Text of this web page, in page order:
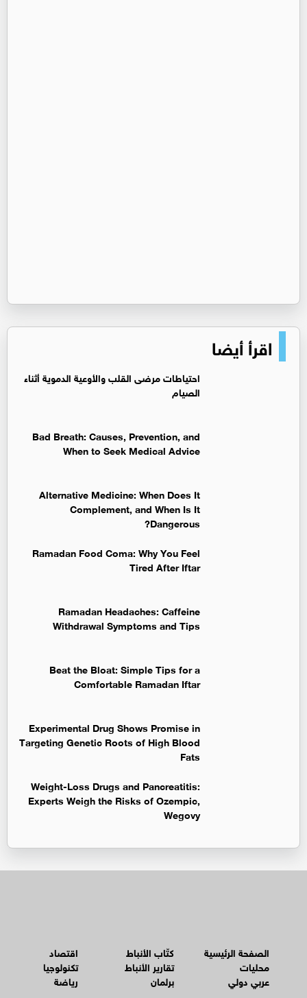
اقرأ أيضا
‏احتياطات مرضى القلب والأوعية الدموية أثناء
الصيام
Bad Breath: Causes, Prevention, and
When to Seek Medical Advice
Alternative Medicine: When Does It
Complement, and When Is It
Dangerous?
Ramadan Food Coma: Why You Feel
Tired After Iftar
Ramadan Headaches: Caffeine
Withdrawal Symptoms and Tips
Beat the Bloat: Simple Tips for a
Comfortable Ramadan Iftar
Experimental Drug Shows Promise in
Targeting Genetic Roots of High Blood
Fats
Weight-Loss Drugs and Pancreatitis:
Experts Weigh the Risks of Ozempic,
Wegovy
الصفحة الرئيسية
محليات
عربي دولي
كتّاب الأنباط
تقارير الأنباط
برلمان
اقتصاد
تكنولوجيا
رياضة